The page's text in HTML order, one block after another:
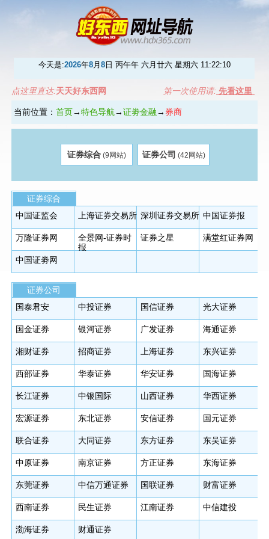
今天是:2026年8月 8日 丙午年 六月廿六 星期六 11:22:10
点这里直达:天天好东西网 第一次使用请: 先看这里
当前位置： 首页→特色导航→证劵金融→ 券商
证券综合 (9网站) 证券公司 (42网站)
证券综合
中国证监会
上海证券交易所 深圳证券交易所 中国证券报
万隆证券网
全景网-证券时
报
证券之星 满堂红证券网
中国证劵网
证券公司
国泰君安
中投证券 国信证券 光大证券
国金证券 银河证券 广发证券 海通证券
湘财证券 招商证券 上海证券 东兴证券
西部证券 华泰证券 华安证券 国海证券
长江证券 中银国际 山西证券 华西证券
宏源证券 东北证券 安信证券 国元证券
联合证券 大同证券 东方证券 东吴证券
中原证券 南京证券 方正证券 东海证券
东莞证券 中信万通证券 国联证券 财富证券
西南证券 民生证券 江南证券 中信建投
渤海证券 财通证券